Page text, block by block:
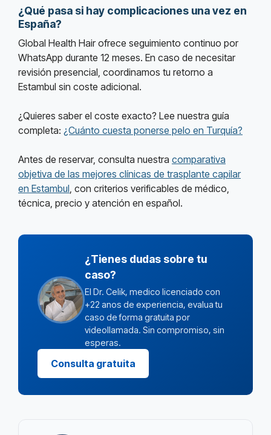
¿Qué pasa si hay complicaciones una vez en
España?
Global Health Hair ofrece seguimiento continuo por
WhatsApp durante 12 meses. En caso de necesitar
revisión presencial, coordinamos tu retorno a
Estambul sin coste adicional.
¿Quieres saber el coste exacto? Lee nuestra guía
completa: ¿Cuánto cuesta ponerse pelo en Turquía?
Antes de reservar, consulta nuestra comparativa
objetiva de las mejores clínicas de trasplante capilar
en Estambul , con criterios verificables de médico,
técnica, precio y atención en español.
¿Tienes dudas sobre tu
caso?
El Dr. Celik, medico licenciado con
+22 anos de experiencia, evalua tu
caso de forma gratuita por
videollamada. Sin compromiso, sin
esperas.
Consulta gratuita